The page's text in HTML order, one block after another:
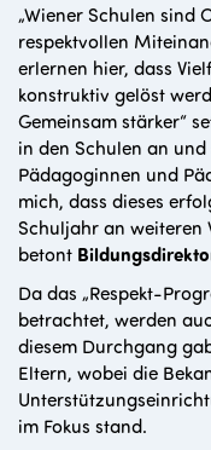
„Wiener Schulen sind
respektvollen
erlernen hier, dass
konstruktiv gelöst
Gemeinsam stärker“
in den Schulen an
Pädagoginnen und
mich, dass dieses
Schuljahr an weiteren
betont
Da das „Respekt-
betrachtet, werden
diesem Durchgang
Eltern, wobei die
im Fokus stand.